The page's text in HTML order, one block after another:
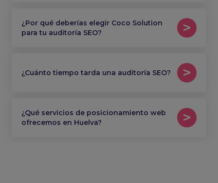
¿Por qué deberías elegir Coco Solution
para tu auditoría SEO?
¿Cuánto tiempo tarda una auditoría SEO?
¿Qué servicios de posicionamiento web
ofrecemos en Huelva?